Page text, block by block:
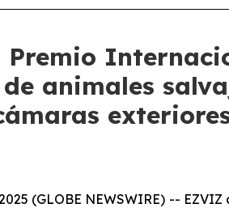
Premio
animales
(GLOBE NEWSWIRE) --